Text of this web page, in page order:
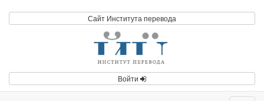
Сайт Института перевода
Войти